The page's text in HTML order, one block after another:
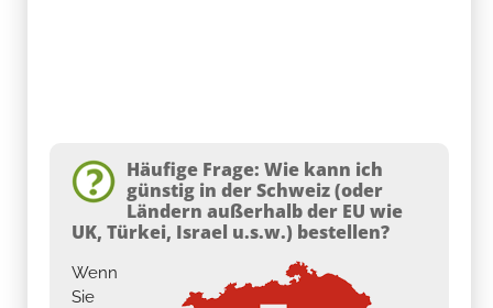
Häufige Frage: Wie kann ich
günstig in der Schweiz (oder
Ländern außerhalb der EU wie
UK, Türkei, Israel u.s.w.) bestellen?
Wenn
Sie